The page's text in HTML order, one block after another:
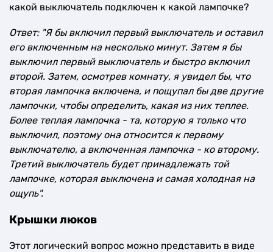
какой выключатель подключен к какой лампочке?
Ответ: "Я бы включил первый выключатель и оставил
его включенным на несколько минут. Затем я бы
выключил первый выключатель и быстро включил
второй. Затем, осмотрев комнату, я увидел бы, что
вторая лампочка включена, и пощупал бы две другие
лампочки, чтобы определить, какая из них теплее.
Более теплая лампочка - та, которую я только что
выключил, поэтому она относится к первому
выключателю, а включенная лампочка - ко второму.
Третий выключатель будет принадлежать той
лампочке, которая выключена и самая холодная на
ощупь".
Крышки люков
Этот логический вопрос можно представить в виде